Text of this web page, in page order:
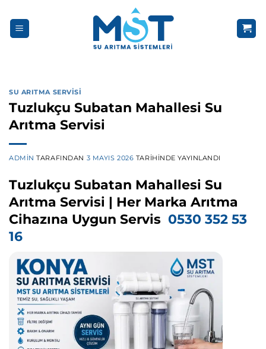
atla
SU ARITMA SERVISI
Tuzlukçu Subatan Mahallesi Su
Arıtma Servisi
ADMIN TARAFINDAN 3 MAYIS 2026 TARIHINDE YAYINLANDI
Tuzlukçu Subatan Mahallesi Su
Arıtma Servisi | Her Marka Arıtma
Cihazına Uygun Servis 0530 352 53
16